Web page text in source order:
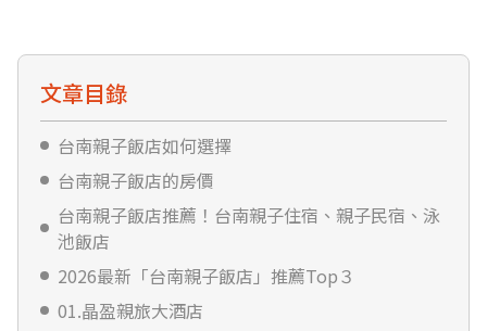
文章目錄
台南親子飯店如何選擇
台南親子飯店的房價
台南親子飯店推薦！台南親子住宿、親子民宿、泳
池飯店
2026最新「台南親子飯店」推薦Top３
01.晶盈親旅大酒店